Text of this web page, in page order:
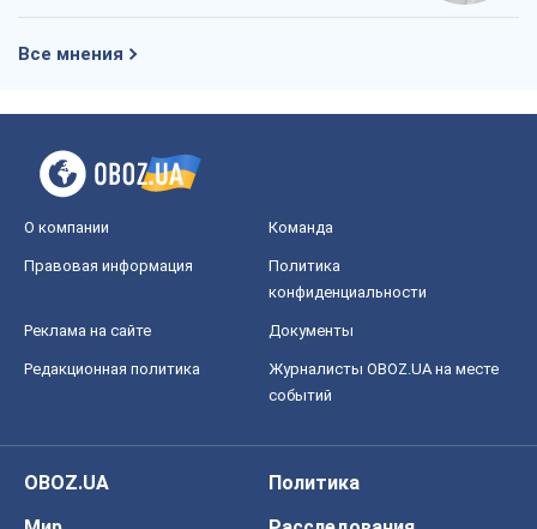
Все мнения
О компании Команда
Правовая информация
Политика
конфиденциальности
Реклама на сайте Документы
Редакционная политика
Журналисты OBOZ.UA на месте
событий
OBOZ.UA
Политика